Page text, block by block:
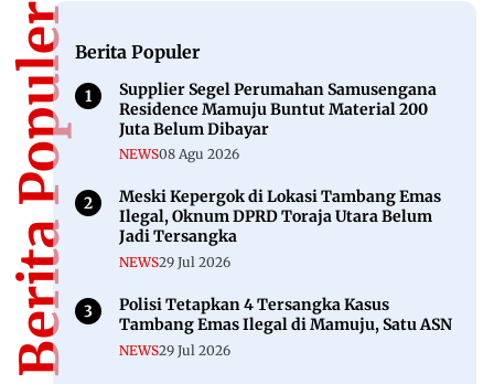
Berita PopulerBerita Populer
Supplier Segel Perumahan Samusengana
Residence Mamuju Buntut Material 200
Juta Belum Dibayar
NEWS08 Agu 2026
Meski Kepergok di Lokasi Tambang Emas
Ilegal, Oknum DPRD Toraja Utara Belum
Jadi Tersangka
NEWS29 Jul 2026
Polisi Tetapkan 4 Tersangka Kasus
Tambang Emas Ilegal di Mamuju, Satu ASN
NEWS29 Jul 2026